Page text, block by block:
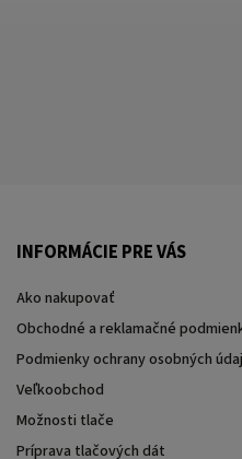
INFORMÁCIE PRE VÁS
Ako nakupovať
Obchodné a reklamačné
Podmienky ochrany osobných
Veľkoobchod
Možnosti tlače
Príprava tlačových dát